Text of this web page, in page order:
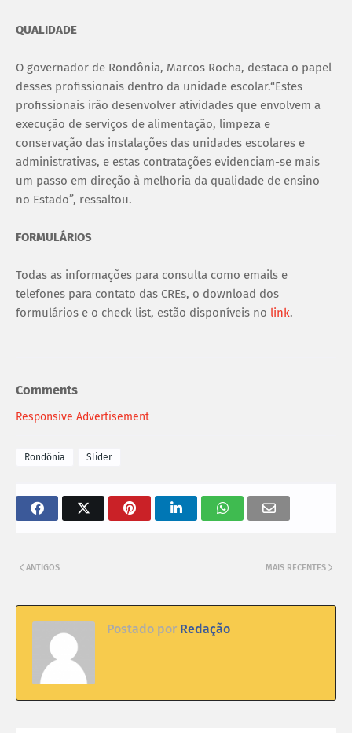
QUALIDADE
O governador de Rondônia, Marcos Rocha, destaca o papel
desses profissionais dentro da unidade escolar.“Estes
profissionais irão desenvolver atividades que envolvem a
execução de serviços de alimentação, limpeza e
conservação das instalações das unidades escolares e
administrativas, e estas contratações evidenciam-se mais
um passo em direção à melhoria da qualidade de ensino
no Estado”, ressaltou.
FORMULÁRIOS
Todas as informações para consulta como emails e
telefones para contato das CREs, o download dos
formulários e o check list, estão disponíveis no link.
Comments
Responsive Advertisement
Rondônia Slider
MAIS RECENTES
ANTIGOS
Postado por Redação